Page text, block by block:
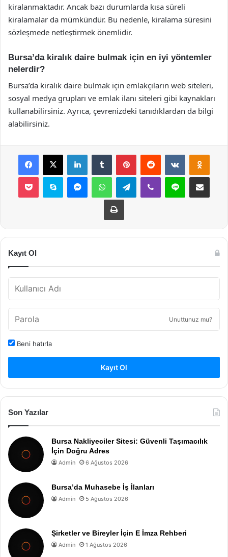
kiralanmaktadır. Ancak bazı durumlarda kısa süreli
kiralamalar da mümkündür. Bu nedenle, kiralama süresini
sözleşmede netleştirmek önemlidir.
Bursa’da kiralık daire bulmak için en iyi yöntemler
nelerdir?
Bursa’da kiralık daire bulmak için emlakçıların web siteleri,
sosyal medya grupları ve emlak ilanı siteleri gibi kaynakları
kullanabilirsiniz. Ayrıca, çevrenizdeki tanıdıklardan da bilgi
alabilirsiniz.
Facebook
X LinkedInTumblr PinterestReddit VKontakte
Pocket Skype MessengerWhatsAppTelegramViber Line E-Posta ile
Yazdır
Kayıt Ol
Unuttunuz mu?
Beni hatırla
Kayıt Ol
Son Yazılar
Bursa Nakliyeciler Sitesi: Güvenli Taşımacılık
İçin Doğru Adres
Admin 6 Ağustos 2026
Bursa’da Muhasebe İş İlanları
Admin 5 Ağustos 2026
Şirketler ve Bireyler İçin E İmza Rehberi
Admin 1 Ağustos 2026